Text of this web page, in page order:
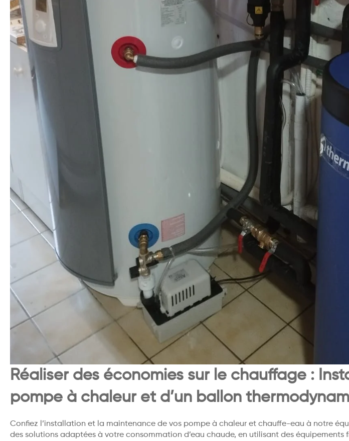
Réaliser des économies sur le chauffage :
pompe à chaleur et d’un ballon
Confiez l’installation et la maintenance de vos pompe à chaleur et chauffe-eau à notre
des solutions adaptées à votre consommation d’eau chaude, en utilisant des équipements